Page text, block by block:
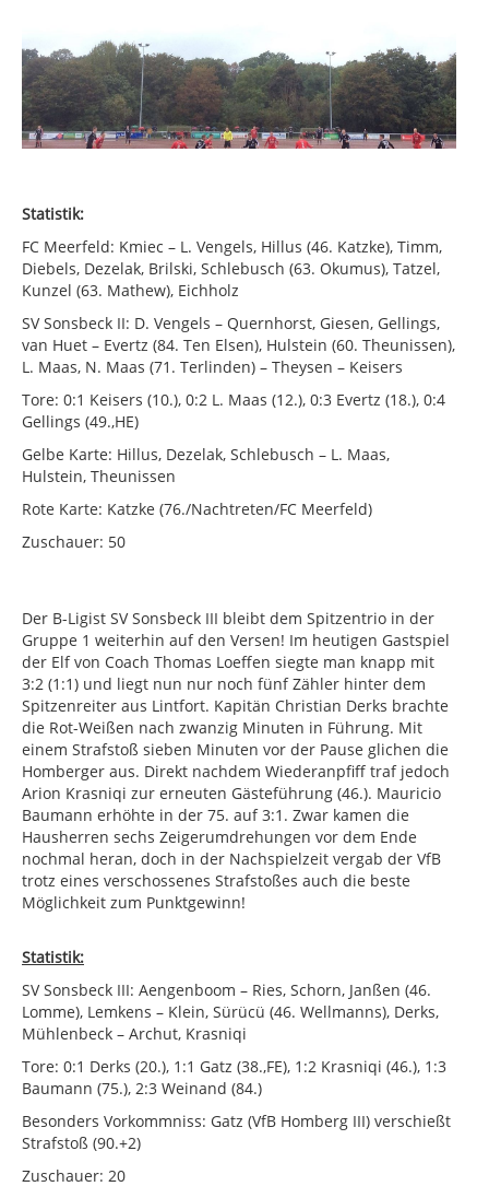
Statistik:
FC Meerfeld: Kmiec – L. Vengels, Hillus (46. Katzke), Timm,
Diebels, Dezelak, Brilski, Schlebusch (63. Okumus), Tatzel,
Kunzel (63. Mathew), Eichholz
SV Sonsbeck II: D. Vengels – Quernhorst, Giesen, Gellings,
van Huet – Evertz (84. Ten Elsen), Hulstein (60. Theunissen),
L. Maas, N. Maas (71. Terlinden) – Theysen – Keisers
Tore: 0:1 Keisers (10.), 0:2 L. Maas (12.), 0:3 Evertz (18.), 0:4
Gellings (49.,HE)
Gelbe Karte: Hillus, Dezelak, Schlebusch – L. Maas,
Hulstein, Theunissen
Rote Karte: Katzke (76./Nachtreten/FC Meerfeld)
Zuschauer: 50
Der B-Ligist SV Sonsbeck III bleibt dem Spitzentrio in der
Gruppe 1 weiterhin auf den Versen! Im heutigen Gastspiel
der Elf von Coach Thomas Loeffen siegte man knapp mit
3:2 (1:1) und liegt nun nur noch fünf Zähler hinter dem
Spitzenreiter aus Lintfort. Kapitän Christian Derks brachte
die Rot-Weißen nach zwanzig Minuten in Führung. Mit
einem Strafstoß sieben Minuten vor der Pause glichen die
Homberger aus. Direkt nachdem Wiederanpfiff traf jedoch
Arion Krasniqi zur erneuten Gästeführung (46.). Mauricio
Baumann erhöhte in der 75. auf 3:1. Zwar kamen die
Hausherren sechs Zeigerumdrehungen vor dem Ende
nochmal heran, doch in der Nachspielzeit vergab der VfB
trotz eines verschossenes Strafstoßes auch die beste
Möglichkeit zum Punktgewinn!
Statistik:
SV Sonsbeck III: Aengenboom – Ries, Schorn, Janßen (46.
Lomme), Lemkens – Klein, Sürücü (46. Wellmanns), Derks,
Mühlenbeck – Archut, Krasniqi
Tore: 0:1 Derks (20.), 1:1 Gatz (38.,FE), 1:2 Krasniqi (46.), 1:3
Baumann (75.), 2:3 Weinand (84.)
Besonders Vorkommniss: Gatz (VfB Homberg III) verschießt
Strafstoß (90.+2)
Zuschauer: 20